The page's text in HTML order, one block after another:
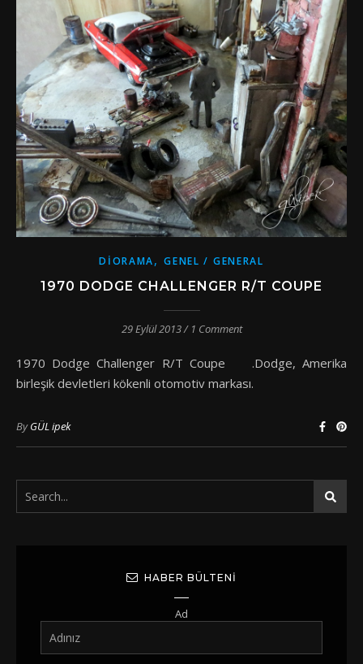
DIORAMA,GENEL / GENERAL
1970 DODGE CHALLENGER R/T COUPE
29 Eylül 2013/ 1 Comment
1970 Dodge Challenger R/T Coupe .Dodge, Amerika
birleşik devletleri kökenli otomotiv markası.
ByGÜL ipek
HABER BÜLTENI
Ad